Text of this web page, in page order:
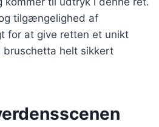
tilgængelighed af
for at give retten et unikt
helt sikkert